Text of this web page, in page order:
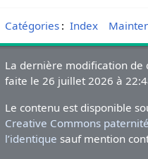
Catégories: Index
La dernière modification de
faite le 26 juillet 2026 à
Le contenu est disponible
Creative Commons
l’identique sauf mention